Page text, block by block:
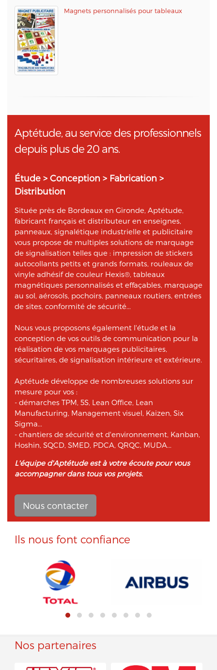
Magnets personnalisés pour tableaux
Aptétude, au service des professionnels
depuis plus de 20 ans.
Étude > Conception > Fabrication >
Distribution
Située près de Bordeaux en Gironde, Aptétude,
fabricant français et distributeur en enseignes,
panneaux, signalétique industrielle et publicitaire
vous propose de multiples solutions de marquage
de signalisation telles que : impression de stickers
autocollants petits et grands formats, rouleaux de
vinyle adhésif de couleur Hexis®, tableaux
magnétiques personnalisés et effaçables, marquage
au sol, aérosols, pochoirs, panneaux routiers, entrées
de sites, conformité de sécurité...
Nous vous proposons également l'étude et la
conception de vos outils de communication pour la
réalisation de vos marquages publicitaires,
sécuritaires, de signalisation intérieure et extérieure.
Aptétude développe de nombreuses solutions sur
mesure pour vos :
- démarches TPM, 5S, Lean Office, Lean
Manufacturing, Management visuel, Kaizen, Six
Sigma...
- chantiers de sécurité et d'environnement, Kanban,
Hoshin, SQCD, SMED, PDCA, QRQC, MUDA...
L'équipe d'Aptétude est à votre écoute pour vous
accompagner dans tous vos projets.
Nous contacter
Ils nous font confiance
Nos partenaires